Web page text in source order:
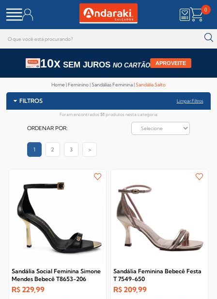
0
10x SEM JUROS NO CARTÃO APROVEITE
Home Feminino Sandálias Feminina Sandália Salto
FILTROS Limpar Filtros
Foram encontrados 51 produtos nesta categoria
ORDENAR POR:
1 2 3 >
Sandália Social Feminina Simone
Mendes Bebecê T8653-206
R$ 229,99
Sandália Feminina Bebecê Festa
T 7549-650
R$ 209,99